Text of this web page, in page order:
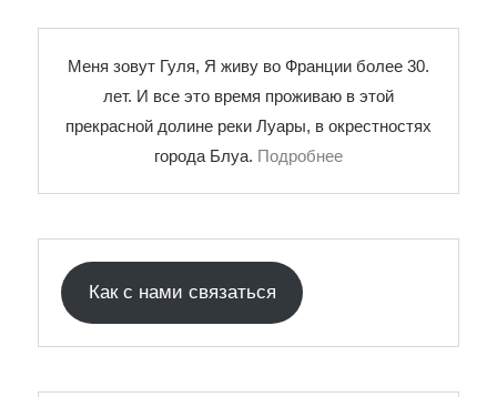
Меня зовут Гуля, Я живу во Франции более 30.
лет. И все это время проживаю в этой
прекрасной долине реки Луары, в окрестностях
города Блуа. Подробнее
Как с нами связаться